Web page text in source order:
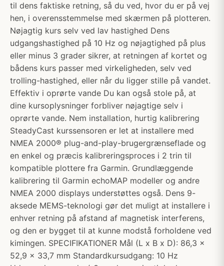
til dens faktiske retning, så du ved, hvor du er på vej
hen, i overensstemmelse med skærmen på plotteren.
Nøjagtig kurs selv ved lav hastighed Dens
udgangshastighed på 10 Hz og nøjagtighed på plus
eller minus 3 grader sikrer, at retningen af kortet og
bådens kurs passer med virkeligheden, selv ved
trolling-hastighed, eller når du ligger stille på vandet.
Effektiv i oprørte vande Du kan også stole på, at
dine kursoplysninger forbliver nøjagtige selv i
oprørte vande. Nem installation, hurtig kalibrering
SteadyCast kurssensoren er let at installere med
NMEA 2000® plug-and-play-brugergrænseflade og
en enkel og præcis kalibreringsproces i 2 trin til
kompatible plottere fra Garmin. Grundlæggende
kalibrering til Garmin echoMAP modeller og andre
NMEA 2000 displays understøttes også. Dens 9-
aksede MEMS-teknologi gør det muligt at installere i
enhver retning på afstand af magnetisk interferens,
og den er bygget til at kunne modstå forholdene ved
kimingen. SPECIFIKATIONER Mål (L x B x D): 86,3 x
52,9 x 33,7 mm Standardkursudgang: 10 Hz